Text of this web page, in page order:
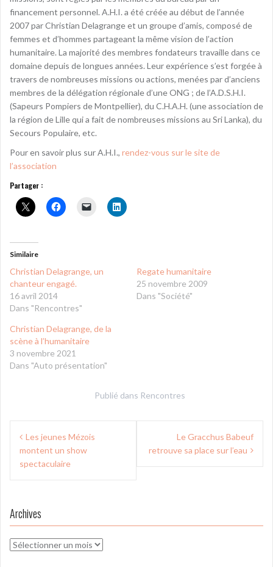
financement personnel. A.H.I. a été créée au début de l’année
2007 par Christian Delagrange et un groupe d’amis, composé de
femmes et d’hommes partageant la même vision de l’action
humanitaire. La majorité des membres fondateurs travaille dans ce
domaine depuis de longues années. Leur expérience s’est forgée à
travers de nombreuses missions ou actions, menées par d’anciens
membres de la délégation régionale d’une ONG ; de l’A.D.S.H.I.
(Sapeurs Pompiers de Montpellier), du C.H.A.H. (une association de
la région de Lille qui a fait de nombreuses missions au Sri Lanka), du
Secours Populaire, etc.
Pour en savoir plus sur A.H.I., rendez-vous sur le site de
l’association
Partager :
Similaire
Christian Delagrange, un
chanteur engagé.
16 avril 2014
Dans "Rencontres"
Regate humanitaire
25 novembre 2009
Dans "Société"
Christian Delagrange, de la
scène à l’humanitaire
3 novembre 2021
Dans "Auto présentation"
Publié dans Rencontres
Navigation
de
l’article
Les jeunes Mézois
montent un show
spectaculaire
Le Gracchus Babeuf
retrouve sa place sur l’eau
Archives
Archives